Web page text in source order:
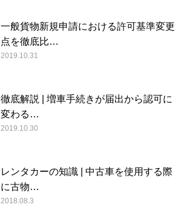
一般貨物新規申請における許可基準変更
点を徹底比…
2019.10.31
徹底解説 | 増車手続きが届出から認可に
変わる…
2019.10.30
レンタカーの知識 | 中古車を使用する際
に古物…
2018.08.3